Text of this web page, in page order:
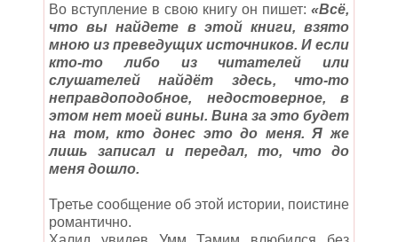
Во вступление в свою книгу он пишет: «Всё,
что вы найдете в этой книги, взято
мною из преведущих источников. И если
кто-то либо из читателей или
слушателей найдёт здесь, что-то
неправдоподобное, недостоверное, в
этом нет моей вины. Вина за это будет
на том, кто донес это до меня. Я же
лишь записал и передал, то, что до
меня дошло.
Третье сообщение об этой истории, поистине
романтично.